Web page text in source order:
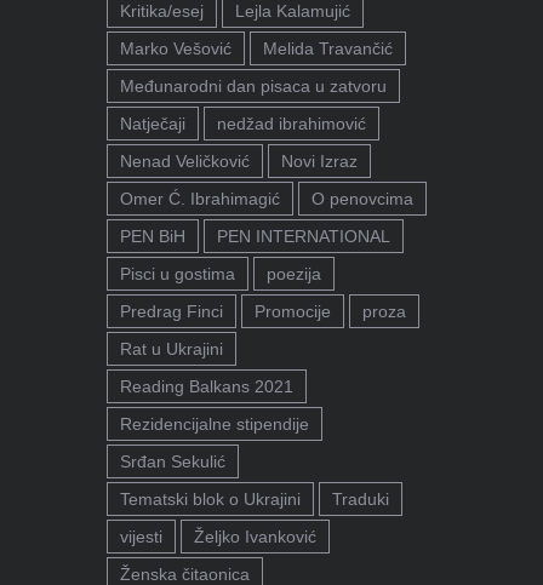
Kritika/esej
Lejla Kalamujić
Marko Vešović
Melida Travančić
Međunarodni dan pisaca u zatvoru
Natječaji
nedžad ibrahimović
Nenad Veličković
Novi Izraz
Omer Ć. Ibrahimagić
O penovcima
PEN BiH
PEN INTERNATIONAL
Pisci u gostima
poezija
Predrag Finci
Promocije
proza
Rat u Ukrajini
Reading Balkans 2021
Rezidencijalne stipendije
Srđan Sekulić
Tematski blok o Ukrajini
Traduki
vijesti
Željko Ivanković
Ženska čitaonica